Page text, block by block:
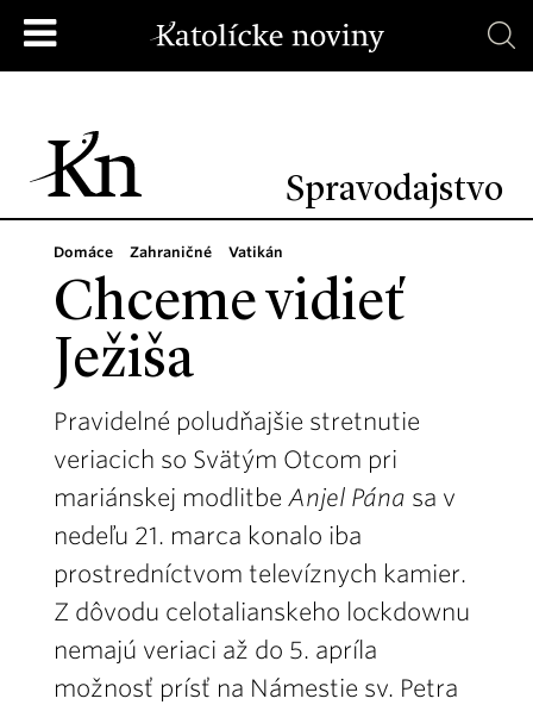
Spravodajstvo
Domáce Zahraničné Vatikán
Chceme vidieť
Ježiša
Pravidelné poludňajšie stretnutie
veriacich so Svätým Otcom pri
mariánskej modlitbe Anjel Pána sa v
nedeľu 21. marca konalo iba
prostredníctvom televíznych kamier.
Z dôvodu celotalianskeho lockdownu
nemajú veriaci až do 5. apríla
možnosť prísť na Ná­mestie sv. Petra